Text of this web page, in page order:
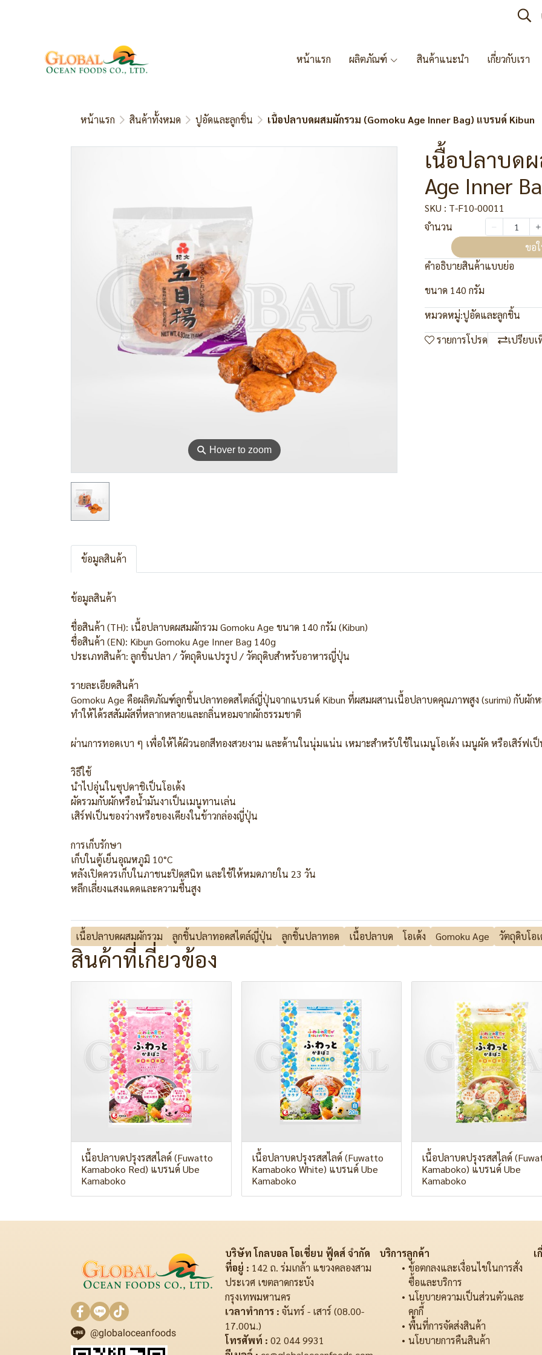
หน้าแรก ผลิตภัณฑ์ สินค้าแนะนำ เกี่ยวกับเรา
หน้าแรก สินค้าทั้งหมด ปูอัดและลูกชิ้น เนื้อปลาบดผสมผักรวม (Gomoku Age Inner Bag) แบรนด์ Kibun
⚲ Hover to zoom
เนื้อปลาบด
Age Inner
SKU : T-F10-00011
จำนวน
ขอ
คำอธิบายสินค้าแบบย่อ
ขนาด 140 กรัม
หมวดหมู่:ปูอัดและลูกชิ้น
รายการโปรด
เปรียบเ
ข้อมูลสินค้า
ข้อมูลสินค้า
ชื่อสินค้า (TH): เนื้อปลาบดผสมผักรวม Gomoku Age ขนาด 140 กรัม (Kibun)
ชื่อสินค้า (EN): Kibun Gomoku Age Inner Bag 140g
ประเภทสินค้า: ลูกชิ้นปลา / วัตถุดิบแปรรูป / วัตถุดิบสำหรับอาหารญี่ปุ่น
รายละเอียดสินค้า
Gomoku Age คือผลิตภัณฑ์ลูกชิ้นปลาทอดสไตล์ญี่ปุ่นจากแบรนด์ Kibun ที่ผสมผสานเนื้อปลาบดคุณภาพสูง (surimi) กับผัก
ทำให้ได้รสสัมผัสที่หลากหลายและกลิ่นหอมจากผักธรรมชาติ
ผ่านการทอดเบา ๆ เพื่อให้ได้ผิวนอกสีทองสวยงาม และด้านในนุ่มแน่น เหมาะสำหรับใช้ในเมนูโอเด้ง เมนูผัด หรือเสิร์ฟเ
วิธีใช้
นำไปอุ่นในซุปดาชิเป็นโอเด้ง
ผัดรวมกับผักหรือน้ำมันงาเป็นเมนูทานเล่น
เสิร์ฟเป็นของว่างหรือของเคียงในข้าวกล่องญี่ปุ่น
การเก็บรักษา
เก็บในตู้เย็นอุณหภูมิ 10°C
หลังเปิดควรเก็บในภาชนะปิดสนิท และใช้ให้หมดภายใน 23 วัน
หลีกเลี่ยงแสงแดดและความชื้นสูง
เนื้อปลาบดผสมผักรวม ลูกชิ้นปลาทอดสไตล์ญี่ปุ่น ลูกชิ้นปลาทอด เนื้อปลาบด โอเด้ง Gomoku Age วัตถุดิบโอเ
สินค้าที่เกี่ยวข้อง
เนื้อปลาบดปรุงรสสไลด์ (Fuwatto
Kamaboko Red) แบรนด์ Ube
Kamaboko
เนื้อปลาบดปรุงรสสไลด์ (Fuwatto
Kamaboko White) แบรนด์ Ube
Kamaboko
เนื้อปลาบดปรุงรสสไลด์
Kamaboko) แบรนด์ Ube
Kamaboko
@globaloceanfoods
บริษัท โกลบอล โอเชี่ยน ฟู้ดส์ จำกัด
ที่อยู่ : 142 ถ. ร่มเกล้า แขวงคลองสาม
ประเวศ เขตลาดกระบัง
กรุงเทพมหานคร
เวลาทำการ : จันทร์ - เสาร์ (08.00-
17.00น.)
โทรศัพท์ : 02 044 9931
บริการลูกค้า
ข้อตกลงและเงื่อนไขในการสั่ง
ซื้อและบริการ
นโยบายความเป็นส่วนตัวและ
คุกกี้
พื้นที่การจัดส่งสินค้า
นโยบายการคืนสินค้า
เ